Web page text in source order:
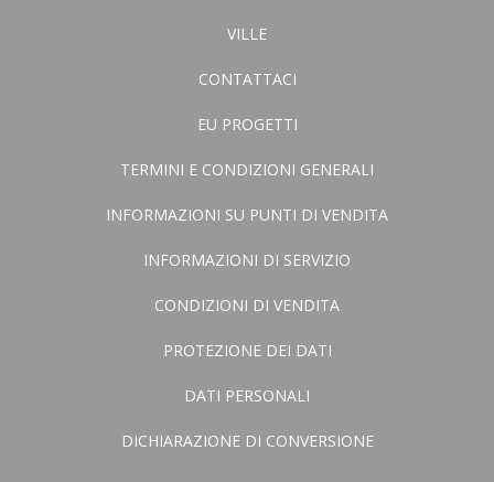
VILLE
CONTATTACI
EU PROGETTI
TERMINI E CONDIZIONI GENERALI
INFORMAZIONI SU PUNTI DI VENDITA
INFORMAZIONI DI SERVIZIO
CONDIZIONI DI VENDITA
PROTEZIONE DEI DATI
DATI PERSONALI
DICHIARAZIONE DI CONVERSIONE